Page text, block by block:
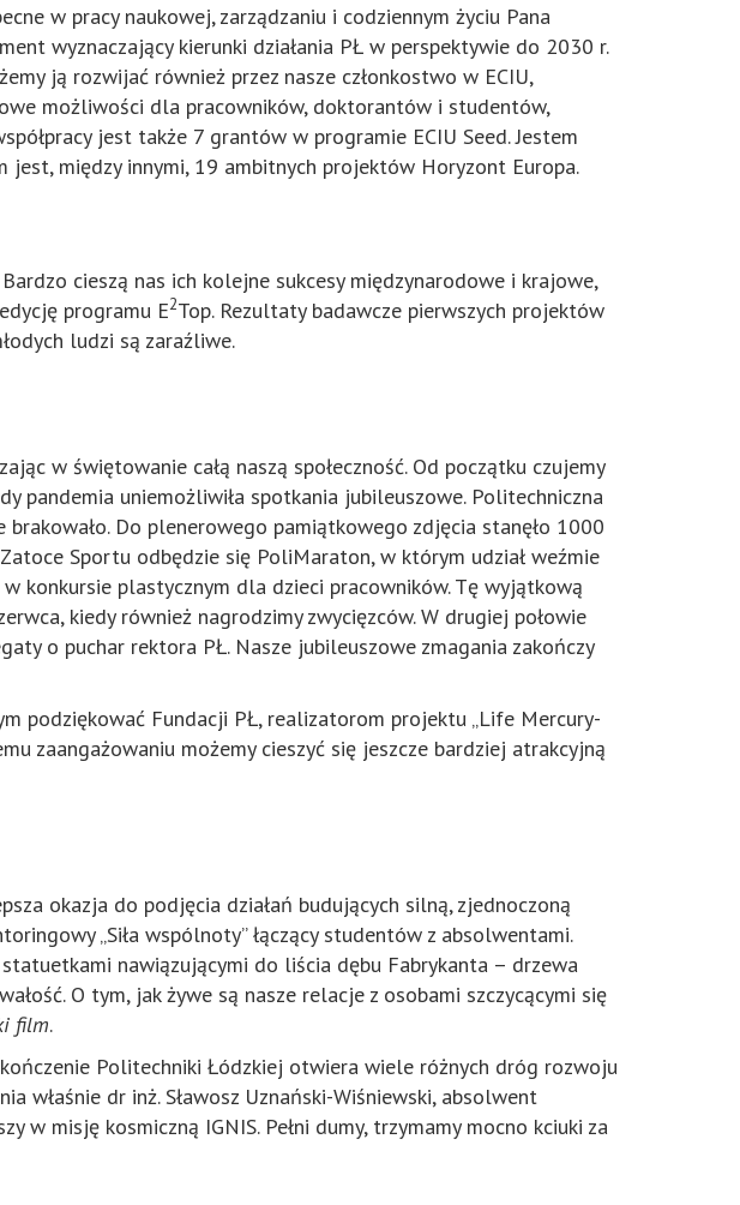
w pracy naukowej, zarządzaniu i codziennym życiu Pana
wyznaczający kierunki działania PŁ w perspektywie do 2030 r.
ją rozwijać również przez nasze członkostwo w ECIU,
możliwości dla pracowników, doktorantów i studentów,
jest także 7 grantów w programie ECIU Seed. Jestem
między innymi, 19 ambitnych projektów Horyzont Europa.
cieszą nas ich kolejne sukcesy międzynarodowe i krajowe,
programu E2Top. Rezultaty badawcze pierwszych projektów
ludzi są zaraźliwe.
w świętowanie całą naszą społeczność. Od początku czujemy
pandemia uniemożliwiła spotkania jubileuszowe. Politechniczna
Do plenerowego pamiątkowego zdjęcia stanęło 1000
Sportu odbędzie się PoliMaraton, w którym udział weźmie
konkursie plastycznym dla dzieci pracowników. Tę wyjątkową
kiedy również nagrodzimy zwycięzców. W drugiej połowie
o puchar rektora PŁ. Nasze jubileuszowe zmagania zakończy
podziękować Fundacji PŁ, realizatorom projektu „Life Mercury-
zaangażowaniu możemy cieszyć się jeszcze bardziej atrakcyjną
okazja do podjęcia działań budujących silną, zjednoczoną
„Siła wspólnoty” łączący studentów z absolwentami.
nawiązującymi do liścia dębu Fabrykanta – drzewa
O tym, jak żywe są nasze relacje z osobami szczycącymi się
film.
Politechniki Łódzkiej otwiera wiele różnych dróg rozwoju
właśnie dr inż. Sławosz Uznański-Wiśniewski, absolwent
w misję kosmiczną IGNIS. Pełni dumy, trzymamy mocno kciuki za